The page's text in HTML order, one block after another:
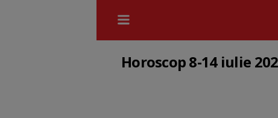
Horoscop 8-14 iulie